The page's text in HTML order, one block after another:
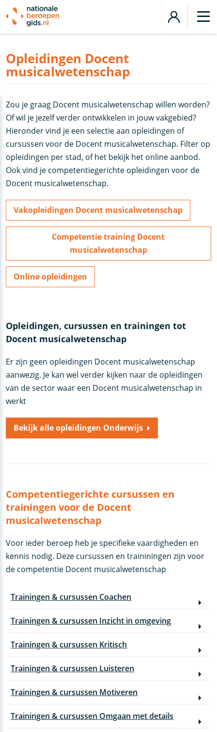
Opleidingen Docent
musicalwetenschap
Zou je graag Docent musicalwetenschap willen worden?
Of wil je jezelf verder ontwikkelen in jouw vakgebied?
Hieronder vind je een selectie aan opleidingen of
cursussen voor de Docent musicalwetenschap. Filter op
opleidingen per stad, of het bekijk het online aanbod.
Ook vind je competentiegerichte opleidingen voor de
Docent musicalwetenschap.
Vakopleidingen Docent musicalwetenschap
Competentie training Docent
musicalwetenschap
Online opleidingen
Opleidingen, cursussen en trainingen tot
Docent musicalwetenschap
Er zijn geen opleidingen Docent musicalwetenschap
aanwezig. Je kan wel verder kijken naar de opleidingen
van de sector waar een Docent musicalwetenschap in
werkt
Bekijk alle opleidingen Onderwijs
Competentiegerichte cursussen en
trainingen voor de Docent
musicalwetenschap
Voor ieder beroep heb je specifieke vaardigheden en
kennis nodig. Deze cursussen en traininingen zijn voor
de competentie Docent musicalwetenschap
Trainingen & cursussen Coachen
Trainingen & cursussen Inzicht in omgeving
Trainingen & cursussen Kritisch
Trainingen & cursussen Luisteren
Trainingen & cursussen Motiveren
Trainingen & cursussen Omgaan met details